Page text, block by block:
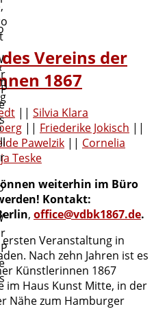
Vereins der
1867
|| Silvia Klara
|| Friederike Jokisch ||
Pawelzik || Cornelia
Teske
weiterhin im Büro
Kontakt:
, office@vdbk1867.de.
Veranstaltung in
Nach zehn Jahren ist es
Künstlerinnen 1867
im Haus Kunst Mitte, in der
Nähe zum Hamburger